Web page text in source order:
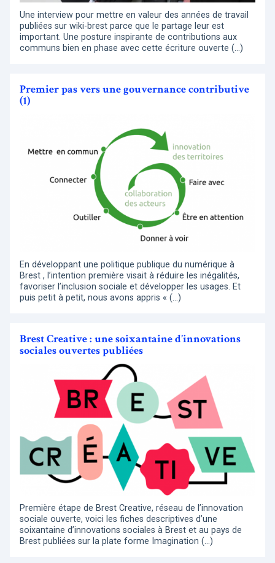
Une interview pour mettre en valeur des années de travail
publiées sur wiki-brest parce que le partage leur est
important. Une posture inspirante de contributions aux
communs bien en phase avec cette écriture ouverte (…)
Premier pas vers une gouvernance contributive
(1)
En développant une politique publique du numérique à
Brest , l’intention première visait à réduire les inégalités,
favoriser l’inclusion sociale et développer les usages. Et
puis petit à petit, nous avons appris « (…)
Brest Creative : une soixantaine d’innovations
sociales ouvertes publiées
Première étape de Brest Creative, réseau de l’innovation
sociale ouverte, voici les fiches descriptives d’une
soixantaine d’innovations sociales à Brest et au pays de
Brest publiées sur la plate forme Imagination (…)